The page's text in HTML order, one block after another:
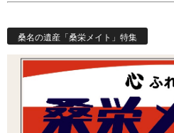
桑名の遺産「桑栄メイト」特集